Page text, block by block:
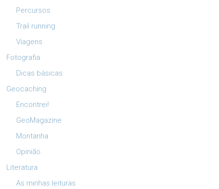
Percursos
Trail running
Viagens
Fotografia
Dicas básicas
Geocaching
Encontrei!
GeoMagazine
Montanha
Opinião
Literatura
As minhas leituras